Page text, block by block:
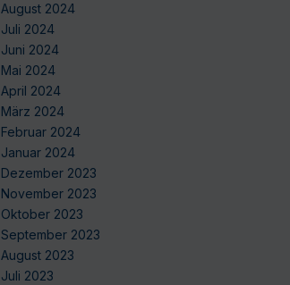
August 2024
Juli 2024
Juni 2024
Mai 2024
April 2024
März 2024
Februar 2024
Januar 2024
Dezember 2023
November 2023
Oktober 2023
September 2023
August 2023
Juli 2023